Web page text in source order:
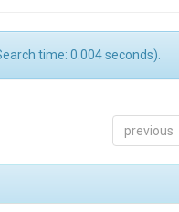
time: 0.004 seconds).
previous